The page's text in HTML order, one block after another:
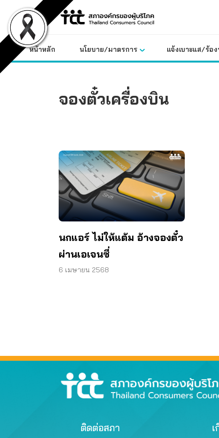
content
หน้าหลัก นโยบาย/มาตรการ แจ้งเบาะแส/ร้อ
จองตั๋วเครื่องบิน
นกแอร์ ไม่ให้แต้ม อ้างจองตั๋ว
ผ่านเอเจนซี่
6 เมษายน 2568
ติดต่อสภา